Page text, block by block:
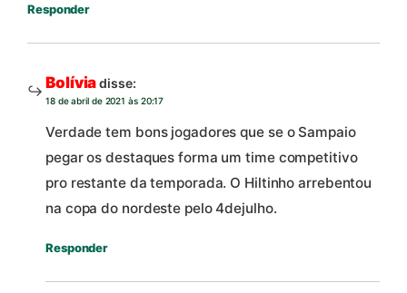
Responder
Bolíviadisse:
18 de abril de 2021 às 20:17
Verdade tem bons jogadores que se o Sampaio
pegar os destaques forma um time competitivo
pro restante da temporada. O Hiltinho arrebentou
na copa do nordeste pelo 4dejulho.
Responder